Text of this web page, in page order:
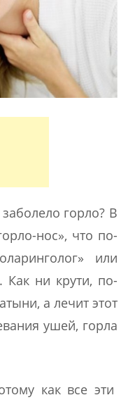
горло? В
нос», что по-
или
Как ни крути, по-
а лечит этот
ушей, горла
как все эти